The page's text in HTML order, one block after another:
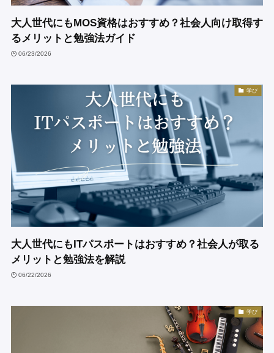
大人世代にもMOS資格はおすすめ？社会人向け取得す
るメリットと勉強法ガイド
06/23/2026
学び
大人世代にもITパスポートはおすすめ？社会人が取る
メリットと勉強法を解説
06/22/2026
学び